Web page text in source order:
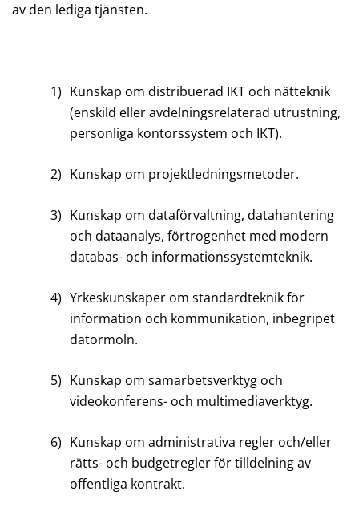
av den lediga tjänsten.
1) Kunskap om distribuerad IKT och nätteknik
(enskild eller avdelningsrelaterad utrustning,
personliga kontorssystem och IKT).
2) Kunskap om projektledningsmetoder.
3) Kunskap om dataförvaltning, datahantering
och dataanalys, förtrogenhet med modern
databas- och informationssystemteknik.
4) Yrkeskunskaper om standardteknik för
information och kommunikation, inbegripet
datormoln.
5) Kunskap om samarbetsverktyg och
videokonferens- och multimediaverktyg.
6) Kunskap om administrativa regler och/eller
rätts- och budgetregler för tilldelning av
offentliga kontrakt.